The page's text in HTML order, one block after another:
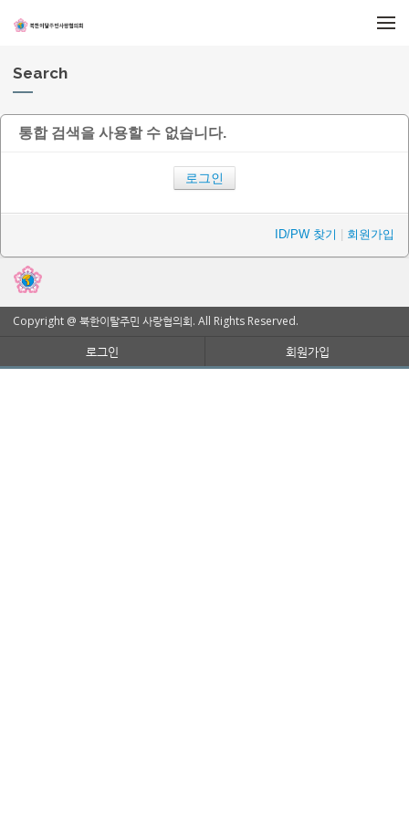
Search
통합 검색을 사용할 수 없습니다.
로그인
ID/PW 찾기 회원가입
Copyright @ 북한이탈주민 사랑협의회. All Rights Reserved.
로그인 회원가입